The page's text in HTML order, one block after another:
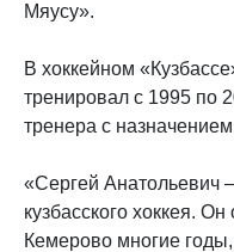
Мяусу».
В хоккейном
тренировал с 1995 по
тренера с
«Сергей Анатольевич
кузбасского хоккея.
Кемерово многие